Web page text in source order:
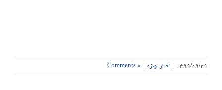
۱۳۹۹/۰۹/۲۹ | اخبار,ویژه | ۰ Comments